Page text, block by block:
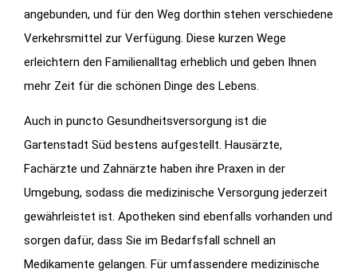
angebunden, und für den Weg dorthin stehen verschiedene
Verkehrsmittel zur Verfügung. Diese kurzen Wege
erleichtern den Familienalltag erheblich und geben Ihnen
mehr Zeit für die schönen Dinge des Lebens.
Auch in puncto Gesundheitsversorgung ist die
Gartenstadt Süd bestens aufgestellt. Hausärzte,
Fachärzte und Zahnärzte haben ihre Praxen in der
Umgebung, sodass die medizinische Versorgung jederzeit
gewährleistet ist. Apotheken sind ebenfalls vorhanden und
sorgen dafür, dass Sie im Bedarfsfall schnell an
Medikamente gelangen. Für umfassendere medizinische